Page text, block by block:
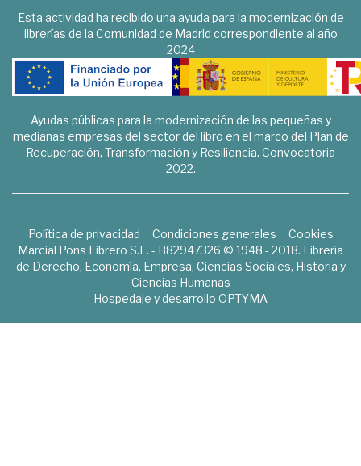
Esta actividad ha recibido una ayuda para la modernización de
librerías de la Comunidad de Madrid correspondiente al año
2024
Ayudas públicas para la modernización de las pequeñas y
medianas empresas del sector del libro en el marco del Plan de
Recuperación, Transformación y Resiliencia. Convocatoria
2022.
Política de privacidad Condiciones generales
Cookies
Marcial Pons Librero S.L. - B82947326 © 1948 - 2018. Librería
de Derecho, Economía, Empresa, Ciencias Sociales, Historia y
Ciencias Humanas
Hospedaje y desarrollo OPTYMA